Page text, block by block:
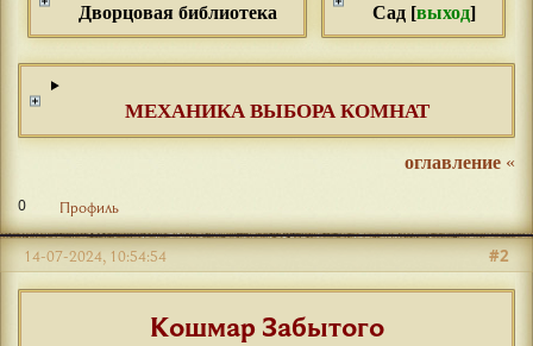
Дворцовая библиотека Сад [выход]
МЕХАНИКА ВЫБОРА КОМНАТ
оглавление «
0 Профиль
#2
14-07-2024, 10:54:54
Кошмар Забытого